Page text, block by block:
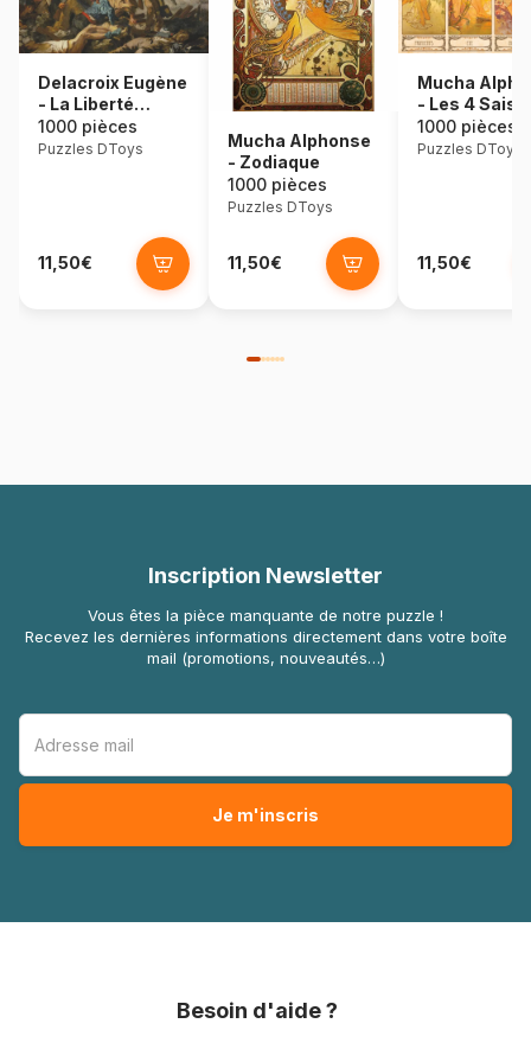
Delacroix Eugène
- La Liberté
Guidant le Peuple
1000 pièces
Puzzles DToys
11,50€
Mucha Alphonse
- Zodiaque
1000 pièces
Puzzles DToys
11,50€
Mucha
- Les 4
1000 pièces
Puzzles DToys
11,50€
Inscription Newsletter
Vous êtes la pièce manquante de notre puzzle !
Recevez les dernières informations directement dans votre boîte
mail (promotions, nouveautés…)
Besoin d'aide ?